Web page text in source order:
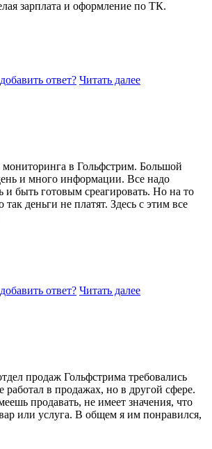
зарплата и оформление по ТК.
добавить ответ? Читать далее
мониторинга в Гольфстрим. Большой
и много информации. Все надо
и быть готовым среагировать. Но на то
так деньги не платят. Здесь с этим все
добавить ответ? Читать далее
продаж Гольфстрима требовались
работал в продажах, но в другой сфере.
продавать, не имеет значения, что
или услуга. В общем я им понравился,